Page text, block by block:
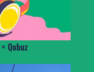
Qobuz